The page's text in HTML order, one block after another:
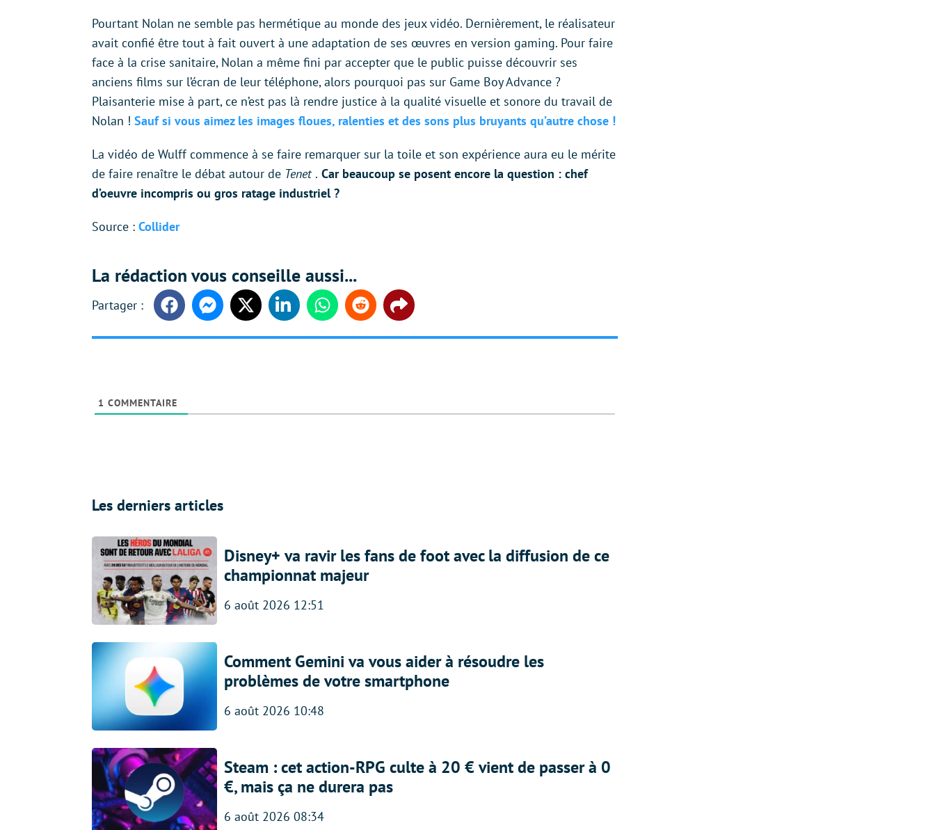
Pourtant Nolan ne semble pas hermétique au monde des jeux vidéo. Dernièrement, le réalisateur
avait confié être tout à fait ouvert à une adaptation de ses œuvres en version gaming. Pour faire
face à la crise sanitaire, Nolan a même fini par accepter que le public puisse découvrir ses
anciens films sur l’écran de leur téléphone, alors pourquoi pas sur Game Boy Advance ?
Plaisanterie mise à part, ce n’est pas là rendre justice à la qualité visuelle et sonore du travail de
Nolan ! Sauf si vous aimez les images floues, ralenties et des sons plus bruyants qu’autre chose !
La vidéo de Wulff commence à se faire remarquer sur la toile et son expérience aura eu le mérite
de faire renaître le débat autour de Tenet . Car beaucoup se posent encore la question : chef
d’oeuvre incompris ou gros ratage industriel ?
Source : Collider
La rédaction vous conseille aussi...
FacebookMessengerTwitter LinkedinWhatsappReddit Share
1 COMMENTAIRE
Les derniers articles
Disney+ va ravir les fans de foot avec la diffusion de ce
championnat majeur
6 août 2026 12:51
Comment Gemini va vous aider à résoudre les
problèmes de votre smartphone
6 août 2026 10:48
Steam : cet action-RPG culte à 20 € vient de passer à 0
€, mais ça ne durera pas
6 août 2026 08:34